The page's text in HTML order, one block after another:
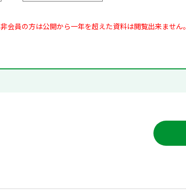
非会員の方は公開から一年を超えた資料は閲覧出来ません。